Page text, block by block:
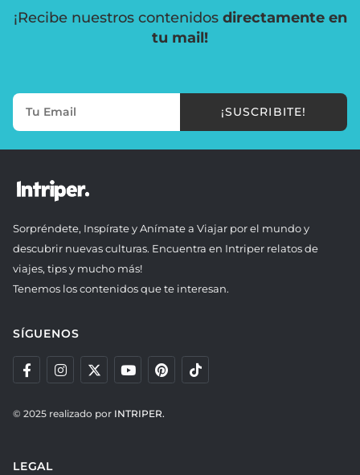
¡Recibe nuestros contenidos directamente en
tu mail!
¡SUSCRIBITE!
Sorpréndete, Inspírate y Anímate a Viajar por el mundo y
descubrir nuevas culturas. Encuentra en Intriper relatos de
viajes, tips y mucho más!
Tenemos los contenidos que te interesan.
SÍGUENOS
© 2025 realizado por INTRIPER.
LEGAL